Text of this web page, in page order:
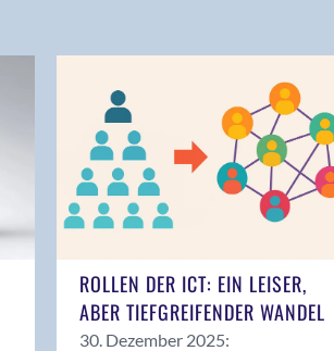
Andelfingen
Balsthal
Balzers
Bassersdorf
ROLLEN DER ICT: EIN LEISER,
ABER TIEFGREIFENDER WANDEL
30. Dezember 2025: